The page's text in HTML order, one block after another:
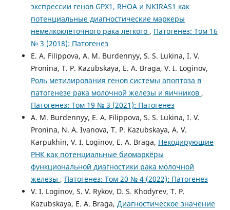
экспрессии генов GPX1, RHOA и NKIRAS1 как
потенциальные диагностические маркеры
немелкоклеточного рака легкого , Патогенез: Том 16
№ 3 (2018): Патогенез
E. A. Filippova, A. M. Burdennyy, S. S. Lukina, I. V.
Pronina, T. P. Kazubskaya, E. A. Braga, V. I. Loginov,
Роль метилирования генов системы апоптоза в
патогенезе рака молочной железы и яичников ,
Патогенез: Том 19 № 3 (2021): Патогенез
A. M. Burdennyy, E. A. Filippova, S. S. Lukina, I. V.
Pronina, N. A. Ivanova, T. P. Kazubskaya, A. V.
Karpukhin, V. I. Loginov, E. A. Braga, Некодирующие
РНК как потенциальные биомаркёры
функциональной диагностики рака молочной
железы , Патогенез: Том 20 № 4 (2022): Патогенез
V. I. Loginov, S. V. Rykov, D. S. Khodyrev, T. P.
Kazubskaya, E. A. Braga, Диагностическое значение